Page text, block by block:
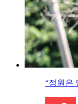
“정원은